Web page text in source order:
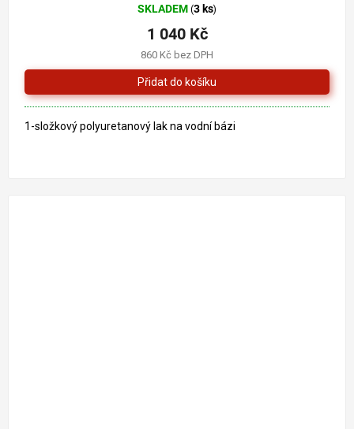
SKLADEM (3 ks)
860 Kč bez DPH
1 040 Kč
1-složkový polyuretanový lak na vodní bázi